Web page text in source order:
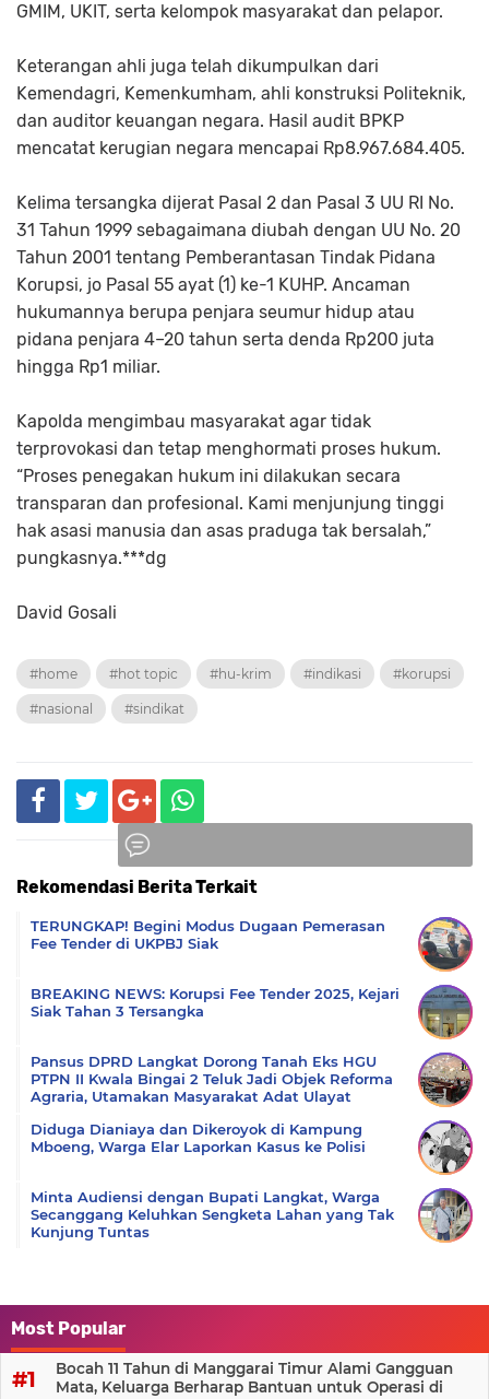
GMIM, UKIT, serta kelompok masyarakat dan pelapor.
Keterangan ahli juga telah dikumpulkan dari
Kemendagri, Kemenkumham, ahli konstruksi Politeknik,
dan auditor keuangan negara. Hasil audit BPKP
mencatat kerugian negara mencapai Rp8.967.684.405.
Kelima tersangka dijerat Pasal 2 dan Pasal 3 UU RI No.
31 Tahun 1999 sebagaimana diubah dengan UU No. 20
Tahun 2001 tentang Pemberantasan Tindak Pidana
Korupsi, jo Pasal 55 ayat (1) ke-1 KUHP. Ancaman
hukumannya berupa penjara seumur hidup atau
pidana penjara 4–20 tahun serta denda Rp200 juta
hingga Rp1 miliar.
Kapolda mengimbau masyarakat agar tidak
terprovokasi dan tetap menghormati proses hukum.
“Proses penegakan hukum ini dilakukan secara
transparan dan profesional. Kami menjunjung tinggi
hak asasi manusia dan asas praduga tak bersalah,”
pungkasnya.***dg
David Gosali
#home #hot topic #hu-krim #indikasi #korupsi
#nasional #sindikat
Rekomendasi Berita Terkait
TERUNGKAP! Begini Modus Dugaan Pemerasan
Fee Tender di UKPBJ Siak
BREAKING NEWS: Korupsi Fee Tender 2025, Kejari
Siak Tahan 3 Tersangka
Pansus DPRD Langkat Dorong Tanah Eks HGU
PTPN II Kwala Bingai 2 Teluk Jadi Objek Reforma
Agraria, Utamakan Masyarakat Adat Ulayat
Diduga Dianiaya dan Dikeroyok di Kampung
Mboeng, Warga Elar Laporkan Kasus ke Polisi
Minta Audiensi dengan Bupati Langkat, Warga
Secanggang Keluhkan Sengketa Lahan yang Tak
Kunjung Tuntas
Most Popular
Bocah 11 Tahun di Manggarai Timur Alami Gangguan
Mata, Keluarga Berharap Bantuan untuk Operasi di